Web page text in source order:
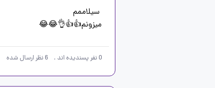
سیلاممم‌
میزونم👍👍👌😂😂
0نفر پسندیده اند .
6نظر ارسال شده